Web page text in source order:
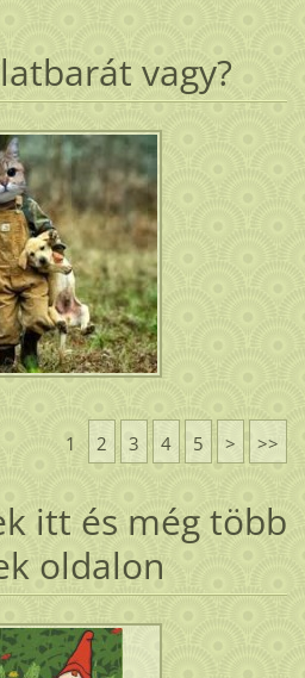
vagy?
1 2 3 4 5 > >>
itt és még több
oldalon